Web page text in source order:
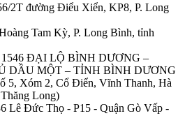
2T đường Điểu Xiển, KP8, P. Long
Tam Kỳ, P. Long Bình, tỉnh
1546 ĐẠI LỘ BÌNH DƯƠNG –
DẦU MỘT – TỈNH BÌNH DƯƠNG
5, Xóm 2, Cổ Điển, Vĩnh Thanh, Hà
Long)
Lê Đức Thọ - P15 - Quận Gò Vấp -